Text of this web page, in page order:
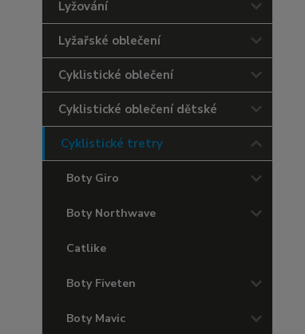
Lyžování
Lyžařské oblečení
Cyklistické oblečení
Cyklistické oblečení dětské
Cyklistické tretry
Boty Giro
Boty Northwave
Catlike
Boty Fiveten
Boty Mavic